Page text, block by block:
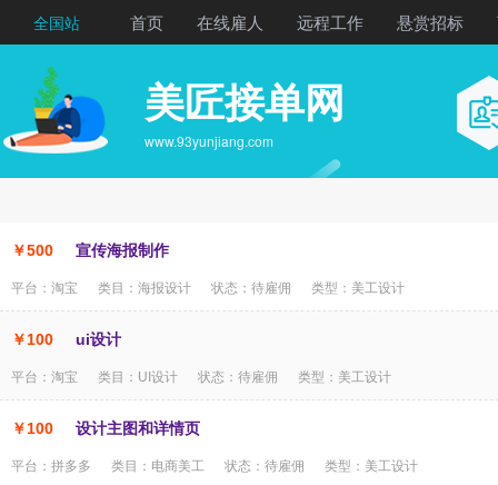
全国站 首页 在线雇人 远程工作 悬赏招标
美匠接单网
www.93yunjiang.com
￥500 宣传海报制作
平台：淘宝 类目：海报设计 状态：待雇佣 类型：美工设计
￥100 ui设计
平台：淘宝 类目：UI设计 状态：待雇佣 类型：美工设计
￥100 设计主图和详情页
平台：拼多多 类目：电商美工 状态：待雇佣 类型：美工设计